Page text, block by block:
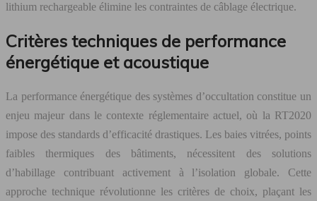
lithium rechargeable élimine les contraintes de câblage électrique.
Critères techniques de performance
énergétique et acoustique
La performance énergétique des systèmes d’occultation constitue un
enjeu majeur dans le contexte réglementaire actuel, où la RT2020
impose des standards d’efficacité drastiques. Les baies vitrées, points
faibles thermiques des bâtiments, nécessitent des solutions
d’habillage contribuant activement à l’isolation globale. Cette
approche technique révolutionne les critères de choix, plaçant les